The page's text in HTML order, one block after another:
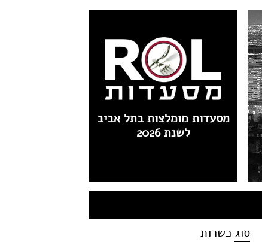
מסעדות מומלצות בתל אביב
לשנת 2026
סוג כשרות